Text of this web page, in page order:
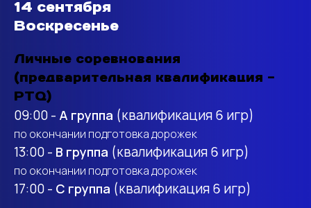
14 сентября
Воскресенье
Личные соревнования
(предварительная квалификация -
PTQ)
09:00 - А группа (квалификация 6 игр)
по окончании подготовка дорожек
13:00 - B группа (квалификация 6 игр)
по окончании подготовка дорожек
17:00 - С группа (квалификация 6 игр)